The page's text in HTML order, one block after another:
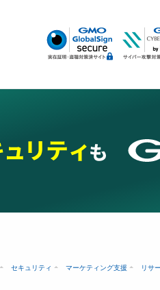
セキュリティ マーケティング支援 リサ